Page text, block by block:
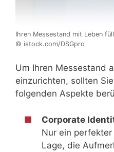
Ihren Messestand mit Leben
© istock.com/DSGpro
Um Ihren Messestand
einzurichten, sollten
folgenden Aspekte
Corporate
Nur ein
Lage, die